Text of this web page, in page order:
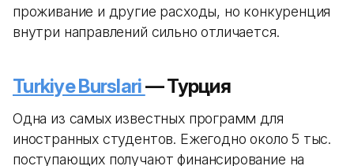
проживание и другие расходы, но конкуренция
внутри направлений сильно отличается.
Turkiye Burslari— Турция
Одна из самых известных программ для
иностранных студентов. Ежегодно около 5 тыс.
поступающих получают финансирование на